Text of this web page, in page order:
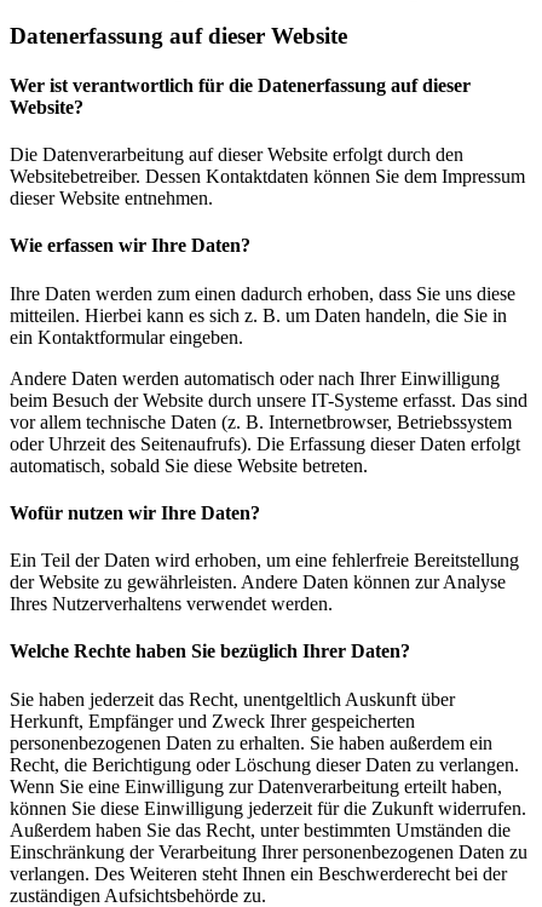
Datenerfassung auf dieser Website
Wer ist verantwortlich für die Datenerfassung auf dieser
Website?
Die Datenverarbeitung auf dieser Website erfolgt durch den
Websitebetreiber. Dessen Kontaktdaten können Sie dem Impressum
dieser Website entnehmen.
Wie erfassen wir Ihre Daten?
Ihre Daten werden zum einen dadurch erhoben, dass Sie uns diese
mitteilen. Hierbei kann es sich z. B. um Daten handeln, die Sie in
ein Kontaktformular eingeben.
Andere Daten werden automatisch oder nach Ihrer Einwilligung
beim Besuch der Website durch unsere IT-Systeme erfasst. Das sind
vor allem technische Daten (z. B. Internetbrowser, Betriebssystem
oder Uhrzeit des Seitenaufrufs). Die Erfassung dieser Daten erfolgt
automatisch, sobald Sie diese Website betreten.
Wofür nutzen wir Ihre Daten?
Ein Teil der Daten wird erhoben, um eine fehlerfreie Bereitstellung
der Website zu gewährleisten. Andere Daten können zur Analyse
Ihres Nutzerverhaltens verwendet werden.
Welche Rechte haben Sie bezüglich Ihrer Daten?
Sie haben jederzeit das Recht, unentgeltlich Auskunft über
Herkunft, Empfänger und Zweck Ihrer gespeicherten
personenbezogenen Daten zu erhalten. Sie haben außerdem ein
Recht, die Berichtigung oder Löschung dieser Daten zu verlangen.
Wenn Sie eine Einwilligung zur Datenverarbeitung erteilt haben,
können Sie diese Einwilligung jederzeit für die Zukunft widerrufen.
Außerdem haben Sie das Recht, unter bestimmten Umständen die
Einschränkung der Verarbeitung Ihrer personenbezogenen Daten zu
verlangen. Des Weiteren steht Ihnen ein Beschwerderecht bei der
zuständigen Aufsichtsbehörde zu.